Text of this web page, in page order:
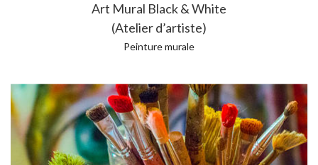
Art Mural Black & White
(Atelier d’artiste)
Peinture murale